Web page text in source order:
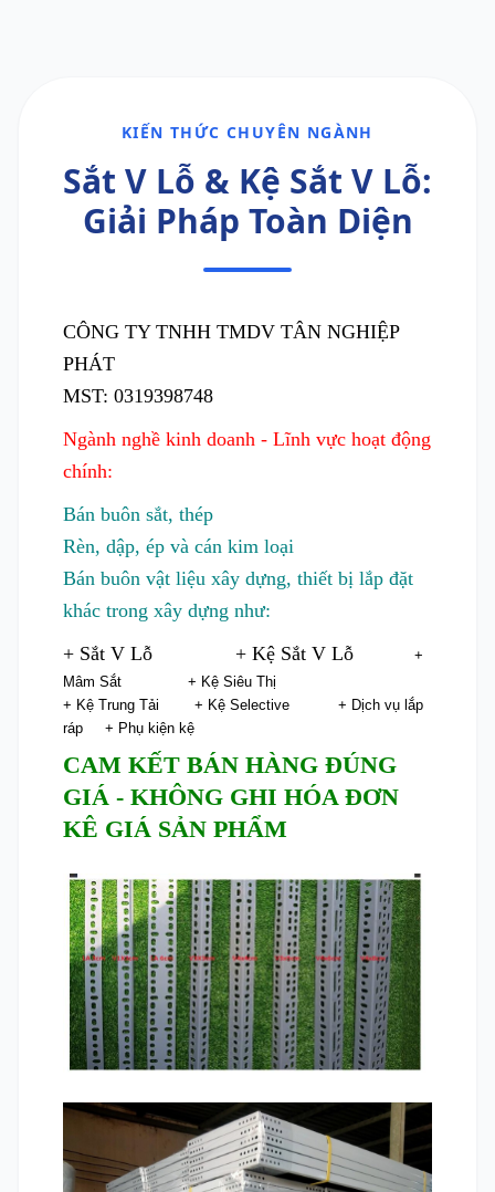
KIẾN THỨC CHUYÊN NGÀNH
Sắt V Lỗ & Kệ Sắt V Lỗ:
Giải Pháp Toàn Diện
CÔNG TY TNHH TMDV TÂN NGHIỆP
PHÁT
MST: 0319398748
Ngành nghề kinh doanh - Lĩnh vực hoạt động
chính:
Bán buôn sắt, thép
Rèn, dập, ép và cán kim loại
Bán buôn vật liệu xây dựng, thiết bị lắp đặt
khác trong xây dựng như:
+ Sắt V Lỗ + Kệ Sắt V Lỗ
+
Mâm Sắt + Kệ Siêu Thị
+ Kệ Trung Tải + Kệ Selective + Dịch vụ lắp
ráp + Phụ kiện kệ
CAM KẾT BÁN HÀNG ĐÚNG
GIÁ - KHÔNG GHI HÓA ĐƠN
KÊ GIÁ SẢN PHẨM